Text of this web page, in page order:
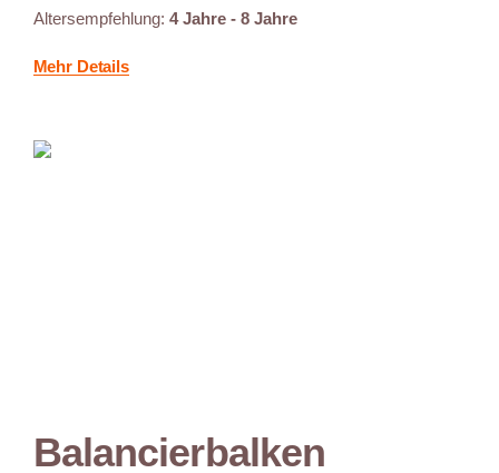
Altersempfehlung: 4 Jahre - 8 Jahre
Mehr Details
Balancierbalken